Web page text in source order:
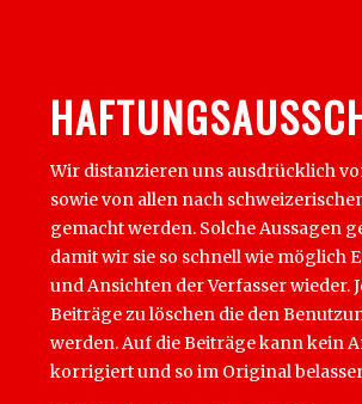
Wir distanzieren uns ausdrücklich
sowie von allen nach
gemacht werden. Solche Aussagen
damit wir sie so schnell wie möglich
und Ansichten der Verfasser wieder.
Beiträge zu löschen die den
werden. Auf die Beiträge kann kein
korrigiert und so im Original